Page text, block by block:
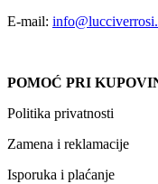
E-mail:
POMOĆ PRI
Politika privatnosti
Zamena i reklamacije
Isporuka i plaćanje